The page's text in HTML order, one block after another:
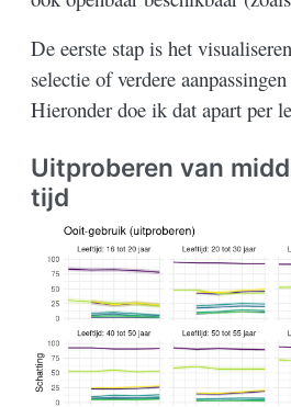
De eerste stap is het
selectie of verdere
Hieronder doe ik dat apart per
Uitproberen van
tijd